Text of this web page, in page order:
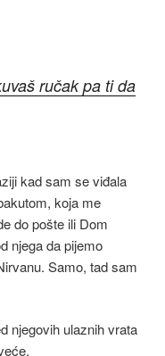
ručak pa ti da
kad sam se viđala
koja me
do pošte ili Dom
njega da pijemo
Samo, tad sam
njegovih ulaznih vrata